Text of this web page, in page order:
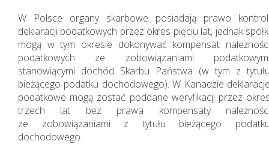
W Polsce organy skarbowe posiadają prawo
deklaracji podatkowych przez okres pięciu lat, jednak
mogą w tym okresie dokonywać kompensat
podatkowych ze zobowiązaniami
stanowiącymi dochód Skarbu Państwa (w tym z
bieżącego podatku dochodowego). W Kanadzie
podatkowe mogą zostać poddane weryfikacji przez
trzech lat bez prawa kompensaty
ze zobowiązaniami z tytułu bieżącego
dochodowego.